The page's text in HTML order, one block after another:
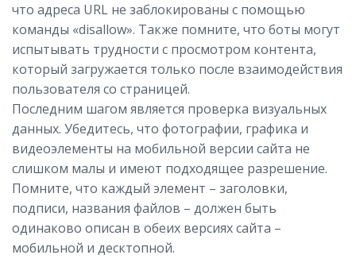
что адреса URL не заблокированы с помощью
команды «disallow». Также помните, что боты могут
испытывать трудности с просмотром контента,
который загружается только после взаимодействия
пользователя со страницей.
Последним шагом является проверка визуальных
данных. Убедитесь, что фотографии, графика и
видеоэлементы на мобильной версии сайта не
слишком малы и имеют подходящее разрешение.
Помните, что каждый элемент – заголовки,
подписи, названия файлов – должен быть
одинаково описан в обеих версиях сайта –
мобильной и десктопной.